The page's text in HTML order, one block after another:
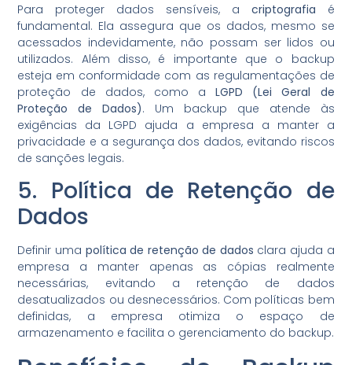
Para proteger dados sensíveis, a criptografia é
fundamental. Ela assegura que os dados, mesmo se
acessados indevidamente, não possam ser lidos ou
utilizados. Além disso, é importante que o backup
esteja em conformidade com as regulamentações de
proteção de dados, como aLGPD (Lei Geral de
Proteção de Dados). Um backup que atende às
exigências da LGPD ajuda a empresa a manter a
privacidade e a segurança dos dados, evitando riscos
de sanções legais.
5. Política de Retenção de
Dados
Definir uma política de retenção de dados clara ajuda a
empresa a manter apenas as cópias realmente
necessárias, evitando a retenção de dados
desatualizados ou desnecessários. Com políticas bem
definidas, a empresa otimiza o espaço de
armazenamento e facilita o gerenciamento do backup.